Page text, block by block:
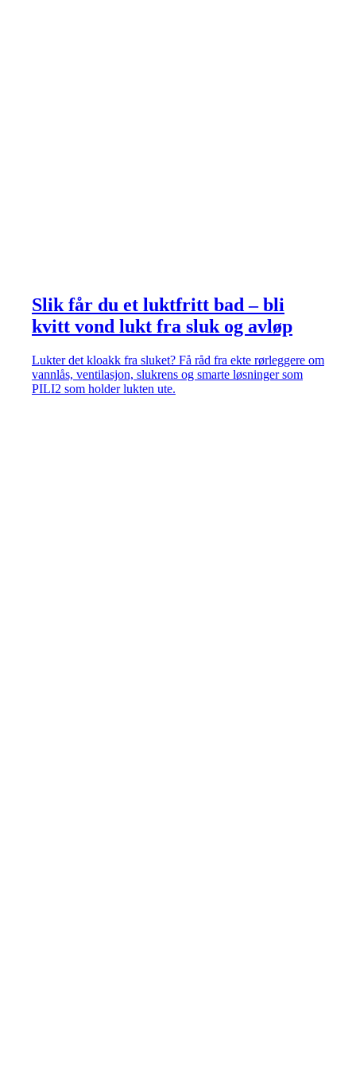
Slik får du et luktfritt bad – bli
kvitt vond lukt fra sluk og avløp
Lukter det kloakk fra sluket? Få råd fra ekte rørleggere om
vannlås, ventilasjon, slukrens og smarte løsninger som
PILI2 som holder lukten ute.